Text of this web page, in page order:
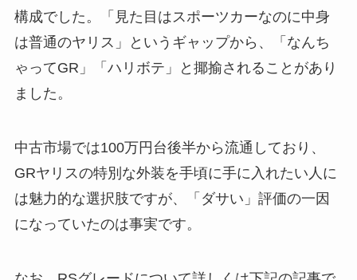
構成でした。「見た目はスポーツカーなのに中身
は普通のヤリス」というギャップから、「なんち
ゃってGR」「ハリボテ」と揶揄されることがあり
ました。
中古市場では100万円台後半から流通しており、
GRヤリスの特別な外装を手頃に手に入れたい人に
は魅力的な選択肢ですが、「ダサい」評価の一因
になっていたのは事実です。